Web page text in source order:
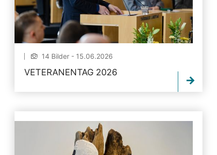
14 Bilder - 15.06.2026
VETERANENTAG 2026